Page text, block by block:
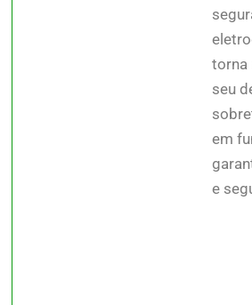
torna
seu
em
e